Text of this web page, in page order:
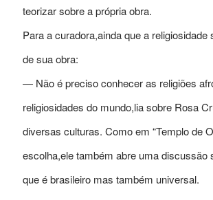
teorizar sobre a própria obra.
Para a curadora,ainda que a
de sua obra:
— Não é preciso conhecer as religiões
religiosidades do mundo,lia sobre Rosa
diversas culturas. Como em “Templo de
escolha,ele também abre uma discussão
que é brasileiro mas também universal.